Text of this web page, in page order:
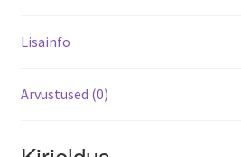
Lisainfo
Arvustused (0)